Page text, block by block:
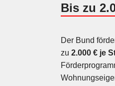
Bis zu
Der Bund
zu 2.000 € je